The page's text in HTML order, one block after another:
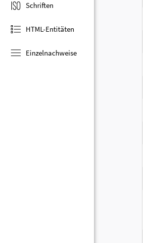
Schriften
HTML-Entitäten
Einzelnachweise